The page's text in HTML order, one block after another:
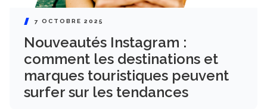
7 OCTOBRE 2025
Nouveautés Instagram :
comment les destinations et
marques touristiques peuvent
surfer sur les tendances